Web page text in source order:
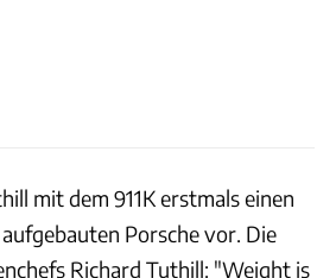
mit dem 911K erstmals einen
Porsche vor. Die
Richard Tuthill: "Weight is